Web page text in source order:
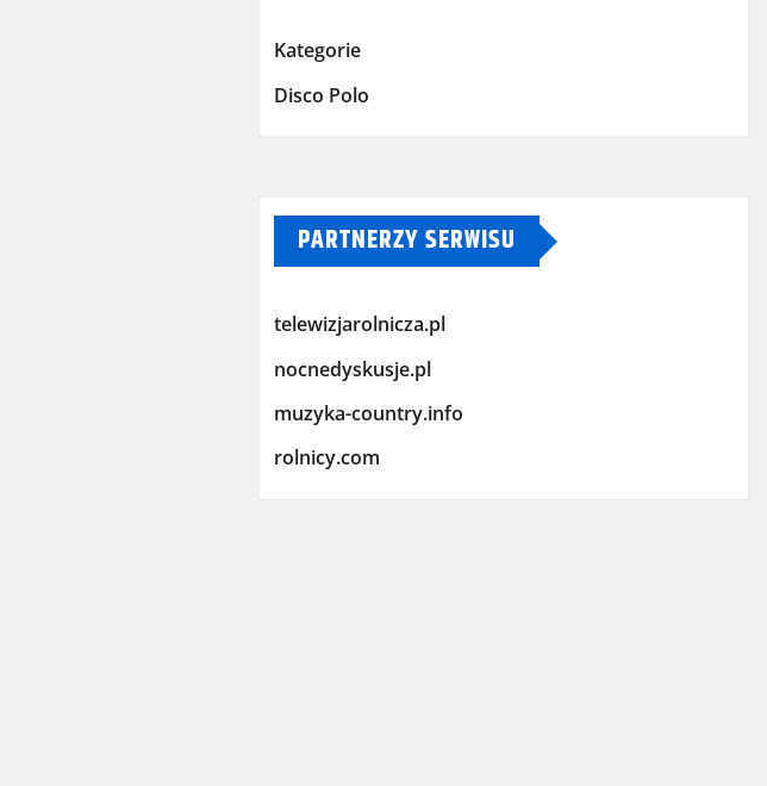
Kategorie
Disco Polo
PARTNERZY SERWISU
telewizjarolnicza.pl
nocnedyskusje.pl
muzyka-country.info
rolnicy.com